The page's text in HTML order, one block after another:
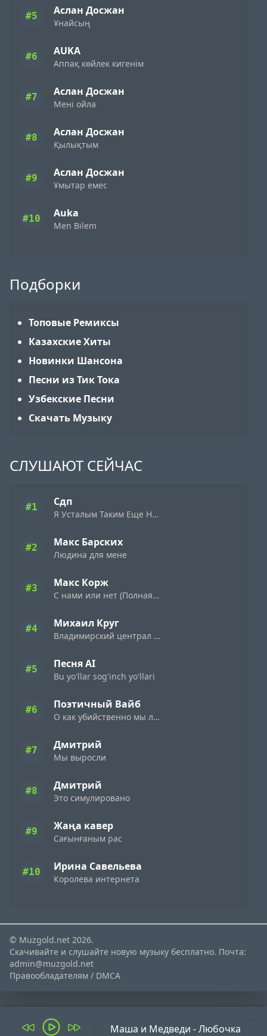
#5 Аслан Досжан
Ұнайсың
#6 AUKA
Аппақ көйлек кигенім
#7 Аслан Досжан
Мені ойла
#8 Аслан Досжан
Қылықтым
#9 Аслан Досжан
Ұмытар емес
#10 Auka
Men Bilem
Подборки
Топовые Ремиксы
Казахские Хиты
Новинки Шансона
Песни из Тик Тока
Узбекские Песни
Скачать Музыку
СЛУШАЮТ СЕЙЧАС
#1 Сдп
Я Усталым Таким Еще Не Был (Remaster 2026)
#2 Макс Барских
Людина для мене
#3 Макс Корж
С нами или нет (Полная Версия)
#4 Михаил Круг
Владимирский централ (AI Cover 2026 English version)
#5 Песня AI
Bu yo'llar sog'inch yo'llari
#6 Поэтичный Вайб
О как убийственно мы любим
#7 Дмитрий
Мы выросли
#8 Дмитрий
Это симулировано
#9 Жаңа кавер
Сағынғаным рас
#10 Ирина Савельева
Королева интернета
© Muzgold.net 2026.
Скачивайте и слушайте новую музыку бесплатно. Почта:
admin@muzgold.net
Правообладателям / DMCA
Маша и Медведи - Любочка